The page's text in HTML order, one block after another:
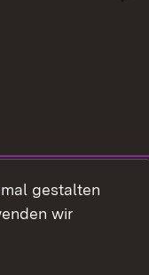
gestalten
wir